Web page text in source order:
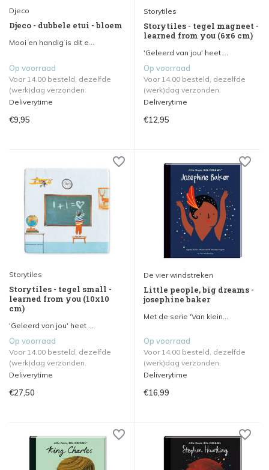
Djeco
Djeco - dubbele etui - bloem
Mooi en handig is dit e...
Op voorraad
Voor 14.00 besteld, dezelfde
(werk)dag verzonden.
Deliverytime
€9,95
Storytiles
Storytiles - tegel magneet -
learned from you (6x6 cm)
'Geleerd van jou' heet ...
Op voorraad
Voor 14.00 besteld, dezelfde
(werk)dag verzonden.
Deliverytime
€12,95
Storytiles
Storytiles - tegel small -
learned from you (10x10
cm)
'Geleerd van jou' heet ...
Op voorraad
Voor 14.00 besteld, dezelfde
(werk)dag verzonden.
Deliverytime
€27,50
De vier windstreken
Little people, big dreams -
josephine baker
Met de serie 'Van klein...
Op voorraad
Voor 14.00 besteld, dezelfde
(werk)dag verzonden.
Deliverytime
€16,99